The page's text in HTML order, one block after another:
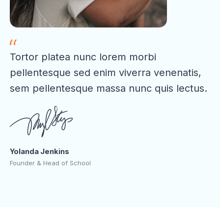
Tortor platea nunc lorem morbi
pellentesque sed enim viverra venenatis,
sem pellentesque massa nunc quis lectus.
Yolanda Jenkins
Founder & Head of School